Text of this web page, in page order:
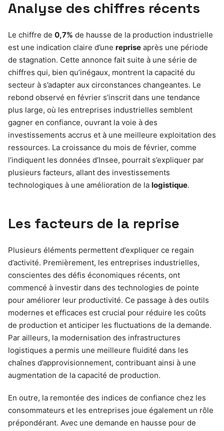
Analyse des chiffres récents
Le chiffre de 0,7% de hausse de la production industrielle
est une indication claire d’une reprise après une période
de stagnation. Cette annonce fait suite à une série de
chiffres qui, bien qu’inégaux, montrent la capacité du
secteur à s’adapter aux circonstances changeantes. Le
rebond observé en février s’inscrit dans une tendance
plus large, où les entreprises industrielles semblent
gagner en confiance, ouvrant la voie à des
investissements accrus et à une meilleure exploitation des
ressources. La croissance du mois de février, comme
l’indiquent les données d’Insee, pourrait s’expliquer par
plusieurs facteurs, allant des investissements
technologiques à une amélioration de la logistique.
Les facteurs de la reprise
Plusieurs éléments permettent d’expliquer ce regain
d’activité. Premièrement, les entreprises industrielles,
conscientes des défis économiques récents, ont
commencé à investir dans des technologies de pointe
pour améliorer leur productivité. Ce passage à des outils
modernes et efficaces est crucial pour réduire les coûts
de production et anticiper les fluctuations de la demande.
Par ailleurs, la modernisation des infrastructures
logistiques a permis une meilleure fluidité dans les
chaînes d’approvisionnement, contribuant ainsi à une
augmentation de la capacité de production.
En outre, la remontée des indices de confiance chez les
consommateurs et les entreprises joue également un rôle
prépondérant. Avec une demande en hausse pour de